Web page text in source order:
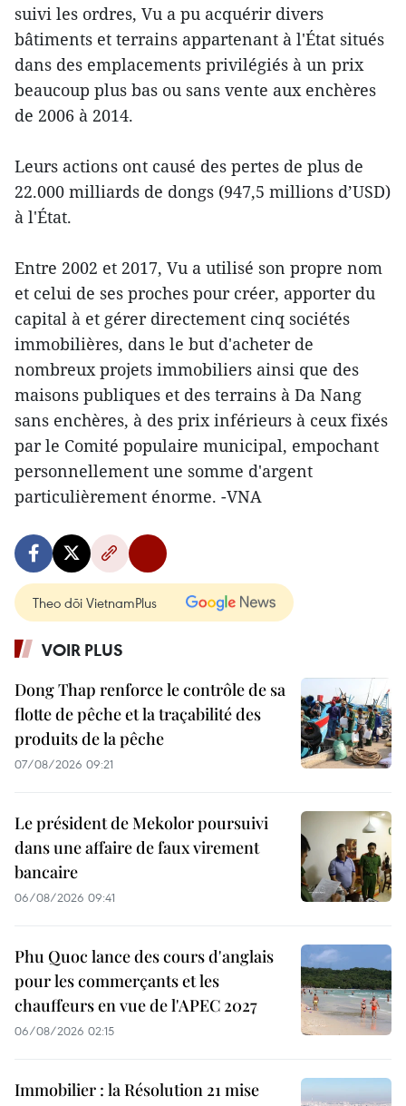
suivi les ordres, Vu a pu acquérir divers
bâtiments et terrains appartenant à l'État situés
dans des emplacements privilégiés à un prix
beaucoup plus bas ou sans vente aux enchères
de 2006 à 2014.
Leurs actions ont causé des pertes de plus de
22.000 milliards de dongs (947,5 millions d’USD)
à l'État.
Entre 2002 et 2017, Vu a utilisé son propre nom
et celui de ses proches pour créer, apporter du
capital à et gérer directement cinq sociétés
immobilières, dans le but d'acheter de
nombreux projets immobiliers ainsi que des
maisons publiques et des terrains à Da Nang
sans enchères, à des prix inférieurs à ceux fixés
par le Comité populaire municipal, empochant
personnellement une somme d'argent
particulièrement énorme. -VNA
Theo dõi VietnamPlus
VOIR PLUS
Dong Thap renforce le contrôle de sa
flotte de pêche et la traçabilité des
produits de la pêche
07/08/2026 09:21
Le président de Mekolor poursuivi
dans une affaire de faux virement
bancaire
06/08/2026 09:41
Phu Quoc lance des cours d'anglais
pour les commerçants et les
chauffeurs en vue de l'APEC 2027
06/08/2026 02:15
Immobilier : la Résolution 21 mise